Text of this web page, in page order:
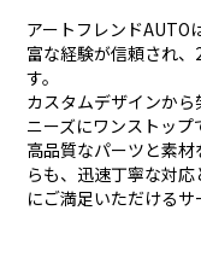
アートフレンドAUTO
富な経験が信頼され、
す。
カスタムデザインか
ニーズにワンストップ
高品質なパーツと素
らも、 迅速丁寧な対
にご満足いただけるサ